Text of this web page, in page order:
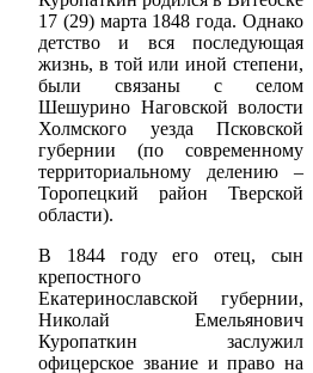
17 (29) марта 1848 года. Однако
детство и вся последующая
жизнь, в той или иной степени,
были связаны с селом
Шешурино Наговской волости
Холмского уезда Псковской
губернии (по современному
территориальному делению –
Торопецкий район Тверской
области).
В 1844 году его отец, сын
крепостного
Екатеринославской губернии,
Николай Емельянович
Куропаткин заслужил
офицерское звание и право на